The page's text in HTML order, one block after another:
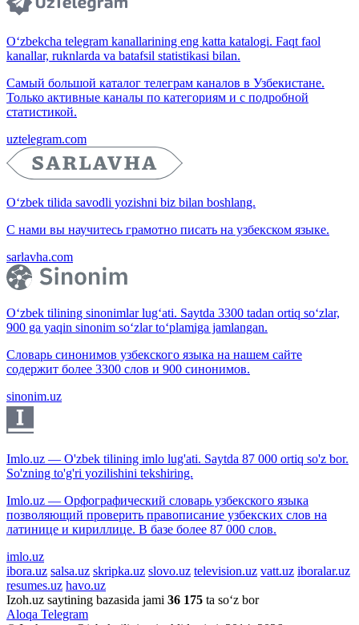
O‘zbekcha telegram kanallarining eng katta katalogi. Faqt faol
kanallar, ruknlarda va batafsil statistikasi bilan.
Самый большой каталог телеграм каналов в Узбекистане.
Только активные каналы по категориям и с подробной
статистикой.
uztelegram.com
O‘zbek tilida savodli yozishni biz bilan boshlang.
С нами вы научитесь грамотно писать на узбекском языке.
sarlavha.com
O‘zbek tilining sinonimlar lug‘ati. Saytda 3300 tadan ortiq so‘zlar,
900 ga yaqin sinonim so‘zlar to‘plamiga jamlangan.
Словарь синонимов узбекского языка на нашем сайте
содержит более 3300 слов и 900 синонимов.
sinonim.uz
Imlo.uz — O'zbek tilining imlo lug'ati. Saytda 87 000 ortiq so'z bor.
So'zning to'g'ri yozilishini tekshiring.
Imlo.uz — Орфографический словарь узбекского языка
позволяющий проверить правописание узбекских слов на
латинице и кириллице. В базе более 87 000 слов.
imlo.uz
ibora.uz salsa.uz skripka.uz slovo.uz television.uz vatt.uz iboralar.uz
resumes.uz havo.uz
Izoh.uz saytining bazasida jami 36 175 ta so‘z bor
Aloqa Telegram